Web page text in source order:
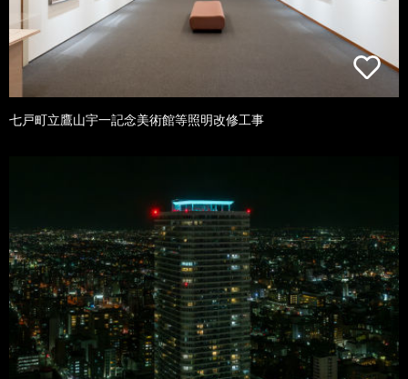
七戸町立鷹山宇一記念美術館等照明改修工事